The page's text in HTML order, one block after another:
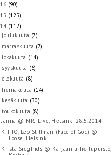
(90)
(125)
(112)
joulukuuta (7)
marraskuuta (7)
lokakuuta (14)
syyskuuta (6)
elokuuta (8)
heinäkuuta (14)
kesäkuuta (30)
toukokuuta (8)
Janna @ NRJ Live, Helsinki 28.5.2014
KITTO, Leo Stillman (Face of God) @
Loose, Helsink...
Krista Siegfrids @ Karjaan urheilupuisto,